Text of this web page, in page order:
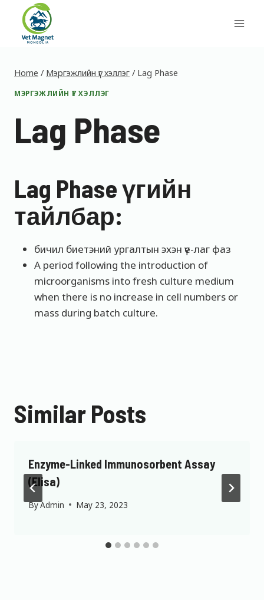
content
Home / Мэргэжлийн үг хэллэг / Lag Phase
МЭРГЭЖЛИЙН ҮГ ХЭЛЛЭГ
Lag Phase
Lag Phase үгийн
тайлбар:
бичил биетэний ургалтын эхэн үе-лаг фаз
A period following the introduction of
microorganisms into fresh culture medium
when there is no increase in cell numbers or
mass during batch culture.
Similar Posts
Enzyme-Linked Immunosorbent Assay
(Elisa)
ByAdmin May 23, 2023